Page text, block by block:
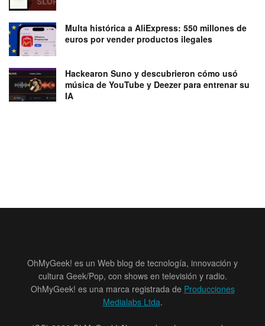
Multa histórica a AliExpress: 550 millones de
euros por vender productos ilegales
Hackearon Suno y descubrieron cómo usó
música de YouTube y Deezer para entrenar su
IA
OhMyGeek! es un Web blog de tecnología, innovación y
cultura Geek/Pop, con shows en televisión y radio.
OhMyGeek! es una marca registrada de Producciones
Medialabs Ltda.